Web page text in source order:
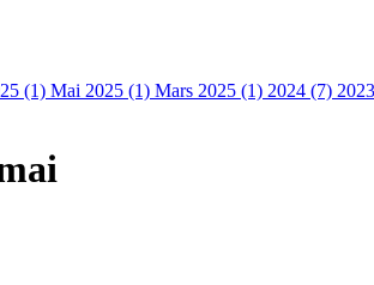
(1) Mai 2025 (1) Mars 2025 (1) 2024 (7)